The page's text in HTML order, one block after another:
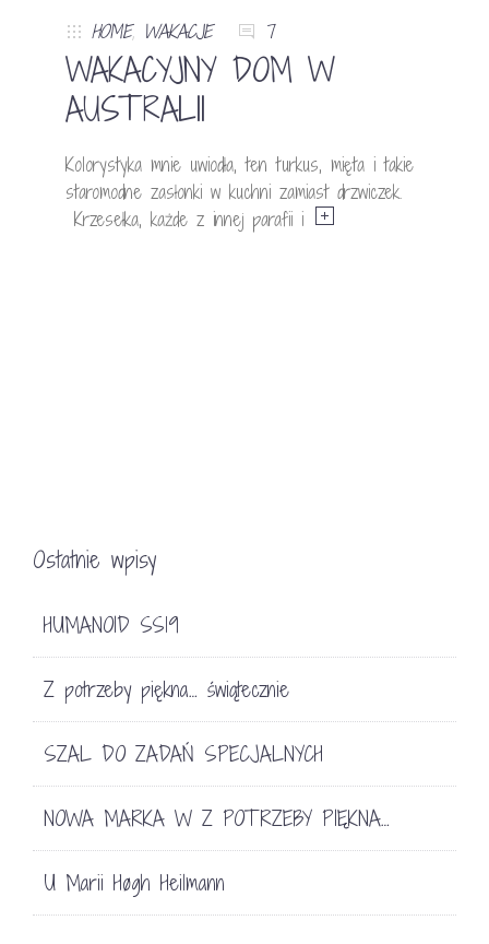
HOME, WAKACJE 7
WAKACYJNY DOM W
AUSTRALII
Kolorystyka mnie uwiodła, ten turkus, mięta i takie
staromodne zasłonki w kuchni zamiast drzwiczek.
Krzesełka, każde z innej parafii i
Ostatnie wpisy
HUMANOID SS19
Z potrzeby piękna… świątecznie
SZAL DO ZADAŃ SPECJALNYCH
NOWA MARKA W Z POTRZEBY PIĘKNA…
U Marii Høgh Heilmann